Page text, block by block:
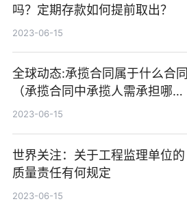
吗？定期存款如何提前取出？
2023-06-15
全球动态:承揽合同属于什么合同
（承揽合同中承揽人需承担哪些
义务）
2023-06-15
世界关注：关于工程监理单位的
质量责任有何规定
2023-06-15